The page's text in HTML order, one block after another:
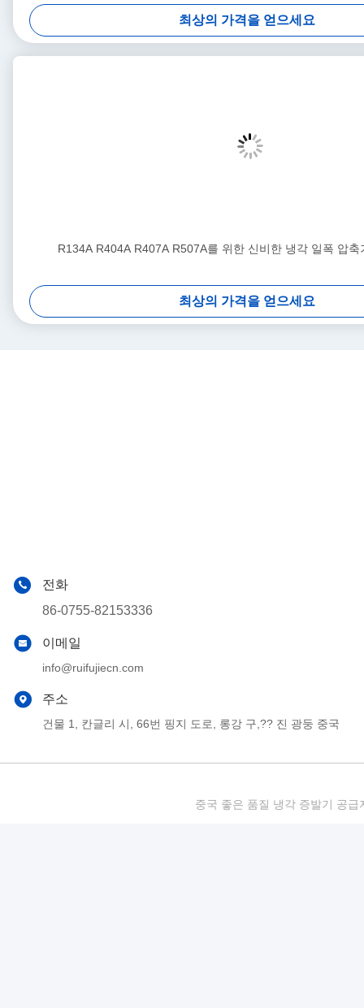
최상의 가격을 얻으세요
R134A R404A R407A R507A를 위한 신비한 냉각 일폭 압축
최상의 가격을 얻으세요
전화
86-0755-82153336
이메일
info@ruifujiecn.com
주소
건물 1, 칸글리 시, 66번 핑지 도로, 롱강 구,?? 진 광둥 중국
중국 좋은 품질 냉각 증발기 공